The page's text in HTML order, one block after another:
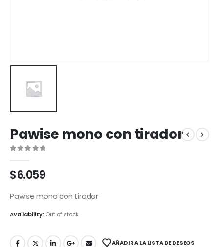
Pawise mono con tirador
$6.059
Pawise mono con tirador
Availability: Out of stock
AÑADIR A LA LISTA DE DESEOS